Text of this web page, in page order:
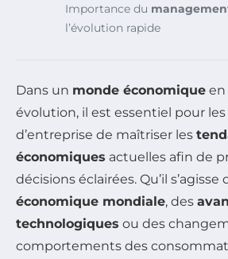
Importance du
l’évolution rapide
Dans un monde économique
évolution, il est essentiel pour
d’entreprise de maîtriser les
économiques actuelles afin de
décisions éclairées. Qu’il s’agisse
économique mondiale, des
technologiques ou des
comportements des